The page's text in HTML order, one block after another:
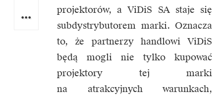
projektorów, a ViDiS SA staje się
subdystrybutorem marki. Oznacza
to, że partnerzy handlowi ViDiS
będą mogli nie tylko kupować
projektory tej marki
na atrakcyjnych warunkach,